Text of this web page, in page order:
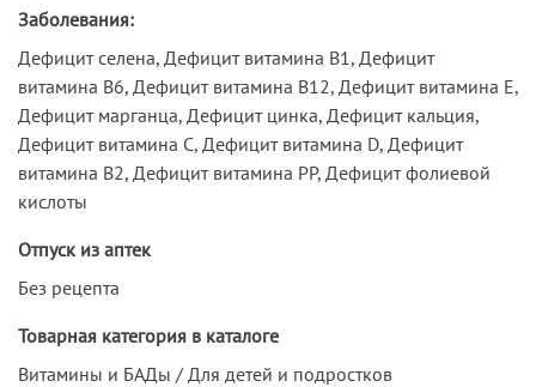
Заболевания:
Дефицит селена, Дефицит витамина В1, Дефицит
витамина В6, Дефицит витамина В12, Дефицит витамина Е,
Дефицит марганца, Дефицит цинка, Дефицит кальция,
Дефицит витамина С, Дефицит витамина D, Дефицит
витамина В2, Дефицит витамина РР, Дефицит фолиевой
кислоты
Отпуск из аптек
Без рецепта
Товарная категория в каталоге
Витамины и БАДы / Для детей и подростков